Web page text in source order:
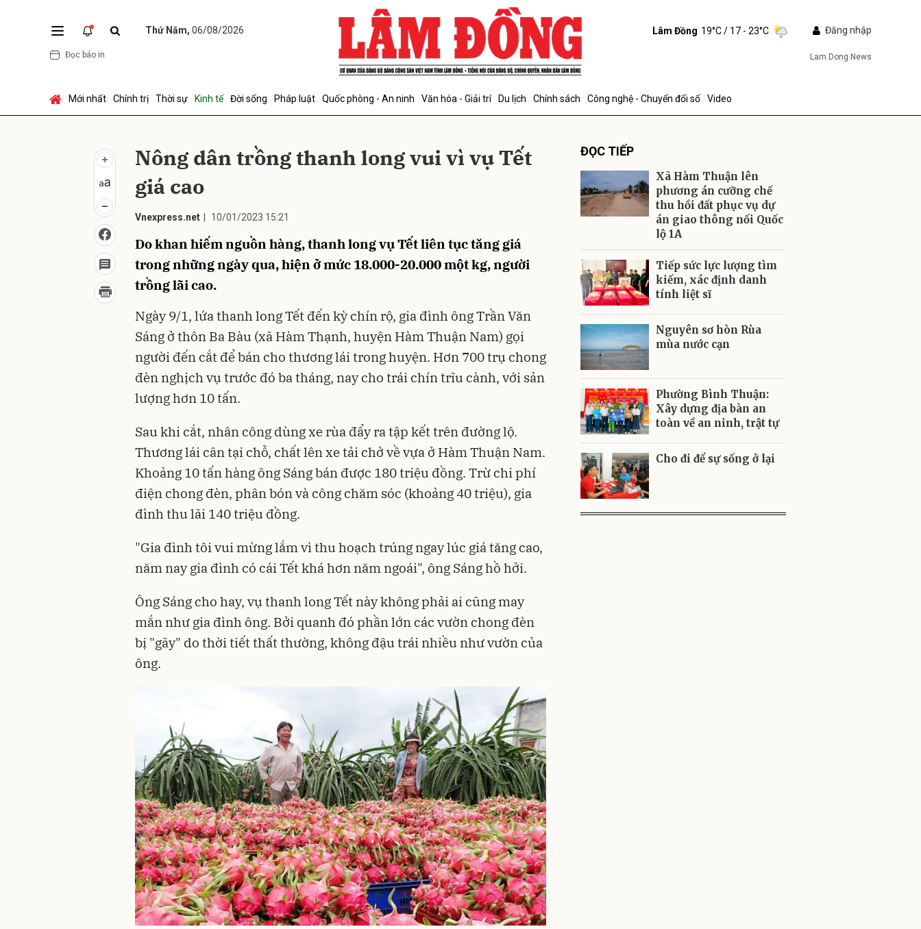
Thứ Năm, 06/08/2026
Đọc báo in
Lâm Đồng 19°C/ 17 - 23°C Đăng nhập
Lam Dong News
Mới nhất Chính trị Thời sự Kinh tế Đời sống Pháp luật Quốc phòng - An ninh Văn hóa - Giải trí Du lịch Chính sách Công nghệ - Chuyển đổi số Video
Nông dân trồng thanh long vui vì vụ Tết
giá cao
Vnexpress.net 10/01/2023 15:21
Do khan hiếm nguồn hàng, thanh long vụ Tết liên tục tăng giá
trong những ngày qua, hiện ở mức 18.000-20.000 một kg, người
trồng lãi cao.
Ngày 9/1, lứa thanh long Tết đến kỳ chín rộ, gia đình ông Trần Văn
Sáng ở thôn Ba Bàu (xã Hàm Thạnh, huyện Hàm Thuận Nam) gọi
người đến cắt để bán cho thương lái trong huyện. Hơn 700 trụ chong
đèn nghịch vụ trước đó ba tháng, nay cho trái chín trĩu cành, với sản
lượng hơn 10 tấn.
Sau khi cắt, nhân công dùng xe rùa đẩy ra tập kết trên đường lộ.
Thương lái cân tại chỗ, chất lên xe tải chở về vựa ở Hàm Thuận Nam.
Khoảng 10 tấn hàng ông Sáng bán được 180 triệu đồng. Trừ chi phí
điện chong đèn, phân bón và công chăm sóc (khoảng 40 triệu), gia
đình thu lãi 140 triệu đồng.
"Gia đình tôi vui mừng lắm vì thu hoạch trúng ngay lúc giá tăng cao,
năm nay gia đình có cái Tết khá hơn năm ngoái", ông Sáng hồ hởi.
Ông Sáng cho hay, vụ thanh long Tết này không phải ai cũng may
mắn như gia đình ông. Bởi quanh đó phần lớn các vườn chong đèn
bị "gãy" do thời tiết thất thường, không đậu trái nhiều như vườn của
ông.
ĐỌC TIẾP
Xã Hàm Thuận lên
phương án cưỡng chế
thu hồi đất phục vụ dự
án giao thông nối Quốc
lộ 1A
Tiếp sức lực lượng tìm
kiếm, xác định danh
tính liệt sĩ
Nguyên sơ hòn Rùa
mùa nước cạn
Phường Bình Thuận:
Xây dựng địa bàn an
toàn về an ninh, trật tự
Cho đi để sự sống ở lại
Gửi bình luận